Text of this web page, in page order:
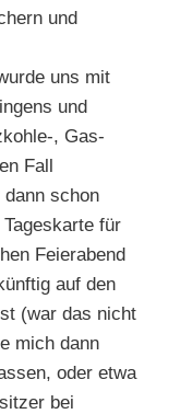
und
uns mit
und
, Gas-
Fall
schon
für
Feierabend
auf den
(war das nicht
mich dann
oder etwa
bei